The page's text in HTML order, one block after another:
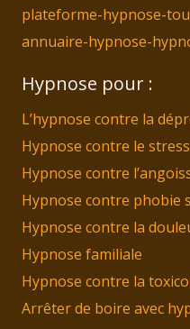
plateforme-hypnose-
annuaire-hypnose-
Hypnose pour :
L’hypnose contre la
Hypnose contre le stress
Hypnose contre
Hypnose contre phobie
Hypnose contre la
Hypnose familiale
Hypnose contre la
Arrêter de boire avec